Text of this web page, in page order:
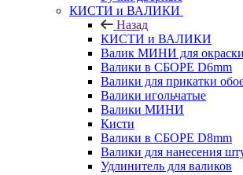
КИСТИ и ВАЛИКИ
Назад
КИСТИ и ВАЛИКИ
Валик МИНИ для
Валики в СБОРЕ D6mm
Валики для прикатки
Валики игольчатые
Валики МИНИ
Кисти
Валики в СБОРЕ D8mm
Валики для нанесения
Удлинитель для валиков